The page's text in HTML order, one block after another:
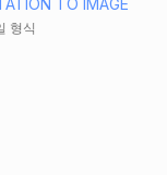
TO IMAGE
형식